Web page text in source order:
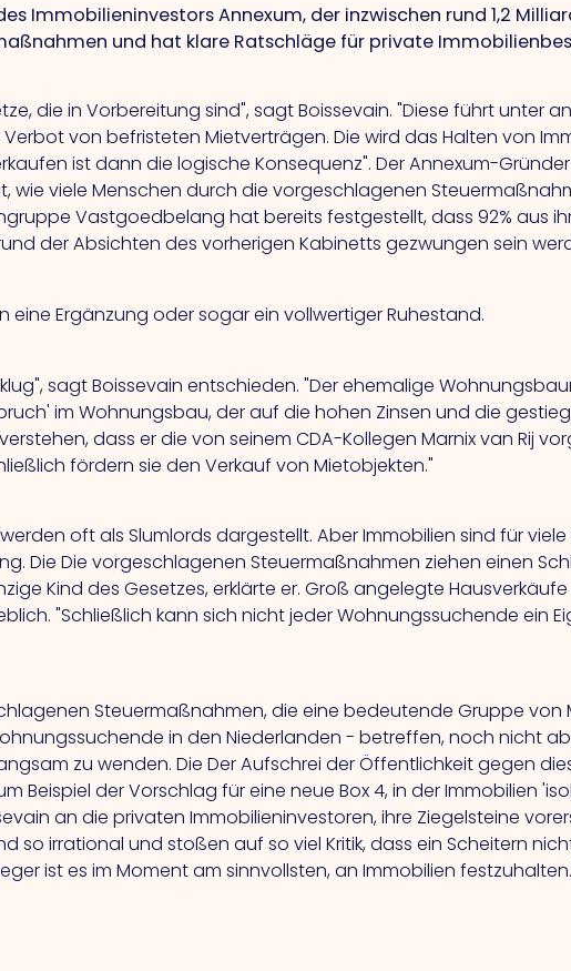
Immobilieninvestors Annexum, der inzwischen rund 1,2
und hat klare Ratschläge für private
die in Vorbereitung sind", sagt Boissevain."Dieseführt unter
Verbot von befristeten Mietverträgen.Diewird das Halten von
ist dann die logische Konsequenz". Der Annexum-
wie viele Menschen durch die vorgeschlagenen
Vastgoedbelang hat bereits festgestellt, dass 92% aus
der Absichten des vorherigen Kabinetts gezwungen sein
eine Ergänzung oder sogar ein vollwertiger Ruhestand.
sagt Boissevain entschieden. "Der ehemalige
im Wohnungsbau, der auf die hohen Zinsen und die
dass er die von seinem CDA-Kollegen Marnix van Rij
fördern sie den Verkauf von Mietobjekten."
oft als Slumlords dargestellt. Aber Immobilien sind für
DieDie vorgeschlagenen Steuermaßnahmen ziehen einen
Kind des Gesetzes, erklärte er. Groß angelegte
"Schließlich kann sich nicht jeder Wohnungssuchende ein
Steuermaßnahmen, die eine bedeutende Gruppe von
in den Niederlanden - betreffen, noch nicht
zu wenden.DieDer Aufschrei der Öffentlichkeit gegen
Beispiel der Vorschlag für eine neue Box 4, in der Immobilien
an die privaten Immobilieninvestoren, ihre Ziegelsteine
so irrational und stoßen auf so viel Kritik, dass ein Scheitern
ist es im Moment am sinnvollsten, an Immobilien